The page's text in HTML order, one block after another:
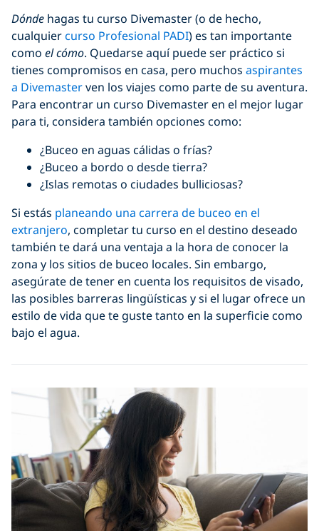
Dónde hagas tu curso Divemaster (o de hecho,
cualquiercurso Profesional PADI) es tan importante
como el cómo. Quedarse aquí puede ser práctico si
tienes compromisos en casa, pero muchos aspirantes
a Divemasterven los viajes como parte de su aventura.
Para encontrar un curso Divemaster en el mejor lugar
para ti, considera también opciones como:
¿Buceo en aguas cálidas o frías?
¿Buceo a bordo o desde tierra?
¿Islas remotas o ciudades bulliciosas?
Si estás planeando una carrera de buceo en el
extranjero, completar tu curso en el destino deseado
también te dará una ventaja a la hora de conocer la
zona y los sitios de buceo locales. Sin embargo,
asegúrate de tener en cuenta los requisitos de visado,
las posibles barreras lingüísticas y si el lugar ofrece un
estilo de vida que te guste tanto en la superficie como
bajo el agua.